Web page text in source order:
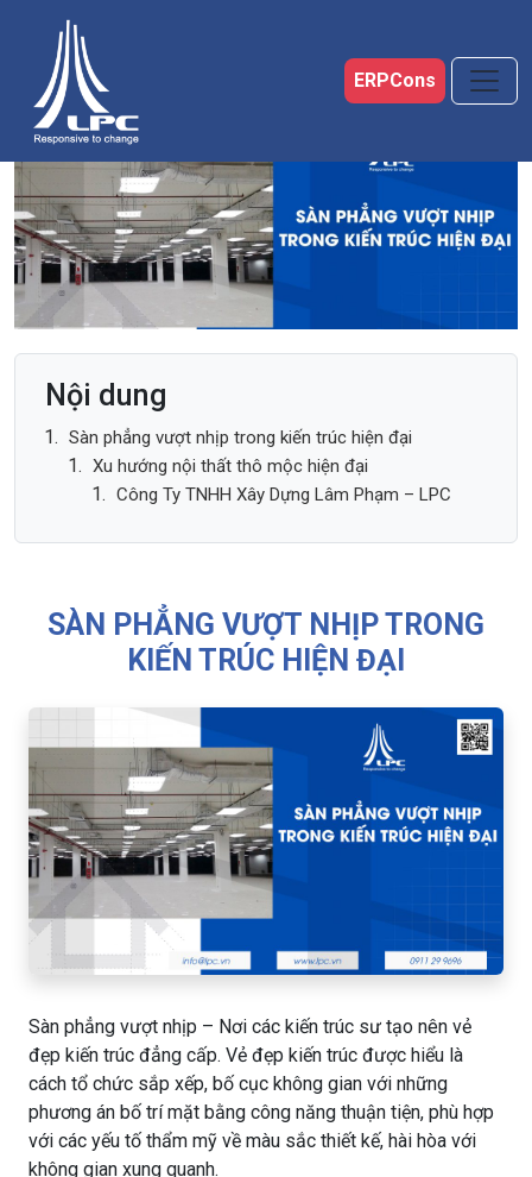
ERPCons
Nội dung
Sàn phẳng vượt nhịp trong kiến trúc hiện đại
Xu hướng nội thất thô mộc hiện đại
Công Ty TNHH Xây Dựng Lâm Phạm – LPC
SÀN PHẲNG VƯỢT NHỊP TRONG
KIẾN TRÚC HIỆN ĐẠI
Sàn phẳng vượt nhịp – Nơi các kiến trúc sư tạo nên vẻ
đẹp kiến trúc đẳng cấp. Vẻ đẹp kiến trúc được hiểu là
cách tổ chức sắp xếp, bố cục không gian với những
phương án bố trí mặt bằng công năng thuận tiện, phù hợp
với các yếu tố thẩm mỹ về màu sắc thiết kế, hài hòa với
không gian xung quanh.